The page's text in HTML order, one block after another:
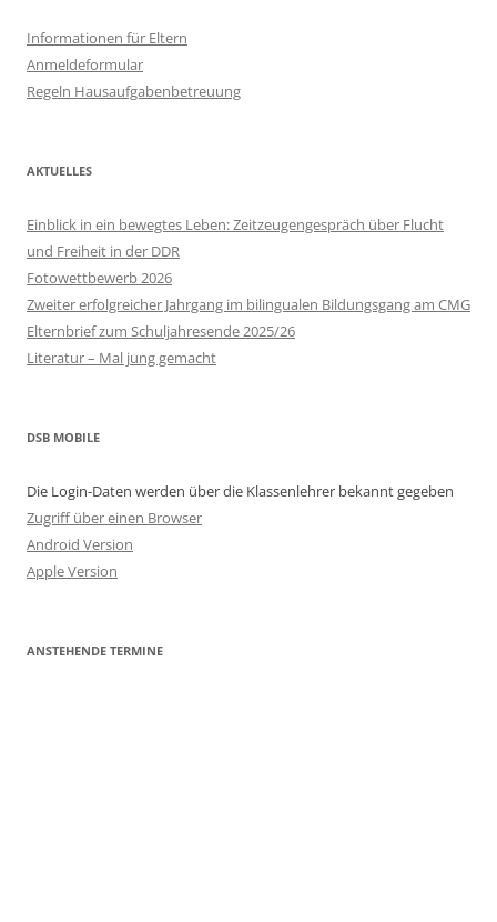
Informationen für Eltern
Anmeldeformular
Regeln Hausaufgabenbetreuung
AKTUELLES
Einblick in ein bewegtes Leben: Zeitzeugengespräch über Flucht
und Freiheit in der DDR
Fotowettbewerb 2026
Zweiter erfolgreicher Jahrgang im bilingualen Bildungsgang am CMG
Elternbrief zum Schuljahresende 2025/26
Literatur – Mal jung gemacht
DSB MOBILE
Die Login-Daten werden über die Klassenlehrer bekannt gegeben
Zugriff über einen Browser
Android Version
Apple Version
ANSTEHENDE TERMINE